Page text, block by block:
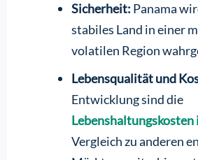
Sicherheit: Panama
stabiles Land in einer
volatilen Region
Lebensqualität und
Entwicklung sind die
Lebenshaltungskosten
Vergleich zu anderen